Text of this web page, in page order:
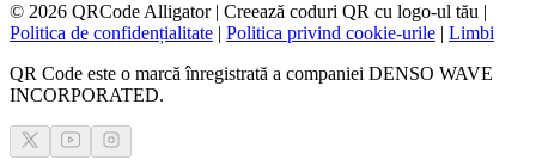
© 2026 QRCode Alligator | Creează coduri QR cu logo-ul tău |
Politica de confidențialitate | Politica privind cookie-urile | Limbi
QR Code este o marcă înregistrată a companiei DENSO WAVE
INCORPORATED.